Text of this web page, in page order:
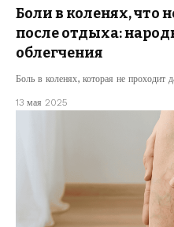
Боли в коленях, что
после отдыха:
облегчения
Боль в коленях, которая не проходит
13 мая 2025